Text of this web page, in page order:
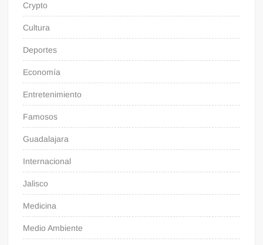
Crypto
Cultura
Deportes
Economía
Entretenimiento
Famosos
Guadalajara
Internacional
Jalisco
Medicina
Medio Ambiente